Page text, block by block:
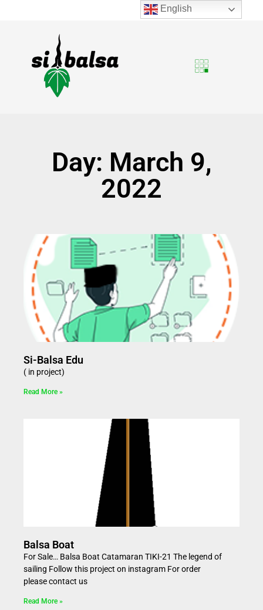
Day: March 9,
2022
Si-Balsa Edu
( in project)
Read More »
Balsa Boat
For Sale… Balsa Boat Catamaran TIKI-21 The legend of
sailing Follow this project on instagram For order
please contact us
Read More »
English